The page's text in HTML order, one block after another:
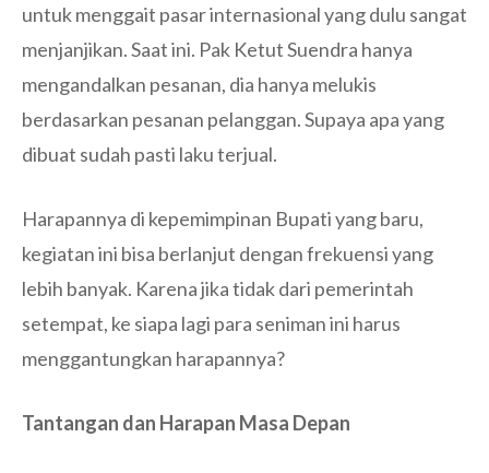
untuk menggait pasar internasional yang dulu sangat
menjanjikan. Saat ini. Pak Ketut Suendra hanya
mengandalkan pesanan, dia hanya melukis
berdasarkan pesanan pelanggan. Supaya apa yang
dibuat sudah pasti laku terjual.
Harapannya di kepemimpinan Bupati yang baru,
kegiatan ini bisa berlanjut dengan frekuensi yang
lebih banyak. Karena jika tidak dari pemerintah
setempat, ke siapa lagi para seniman ini harus
menggantungkan harapannya?
Tantangan dan Harapan Masa Depan